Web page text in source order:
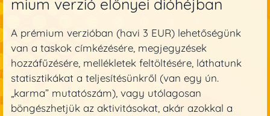
mium verzió előnyei dióhéjban
A prémium verzióban (havi 3 EUR) lehetőségünk
van a taskok címkézésére, megjegyzések
hozzáfűzésére, mellékletek feltöltésére, láthatunk
statisztikákat a teljesítésünkről (van egy ún.
„karma” mutatószám), vagy utólagosan
böngészhetjük az aktivitásokat, akár azokkal a